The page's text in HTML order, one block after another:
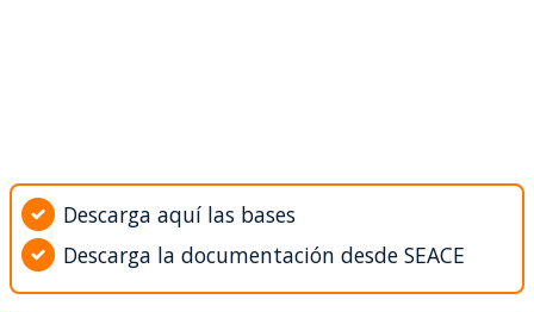
Descarga aquí las bases
Descarga la documentación desde SEACE